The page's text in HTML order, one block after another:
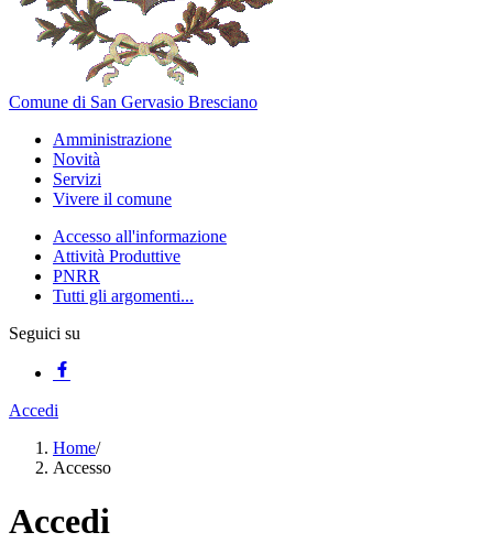
Comune di San Gervasio Bresciano
Amministrazione
Novità
Servizi
Vivere il comune
Accesso all'informazione
Attività Produttive
PNRR
Tutti gli argomenti...
Seguici su
Accedi
Home/
Accesso
Accedi